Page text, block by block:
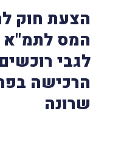
הצעת חוק
לגבי
הרכישה
שרונה